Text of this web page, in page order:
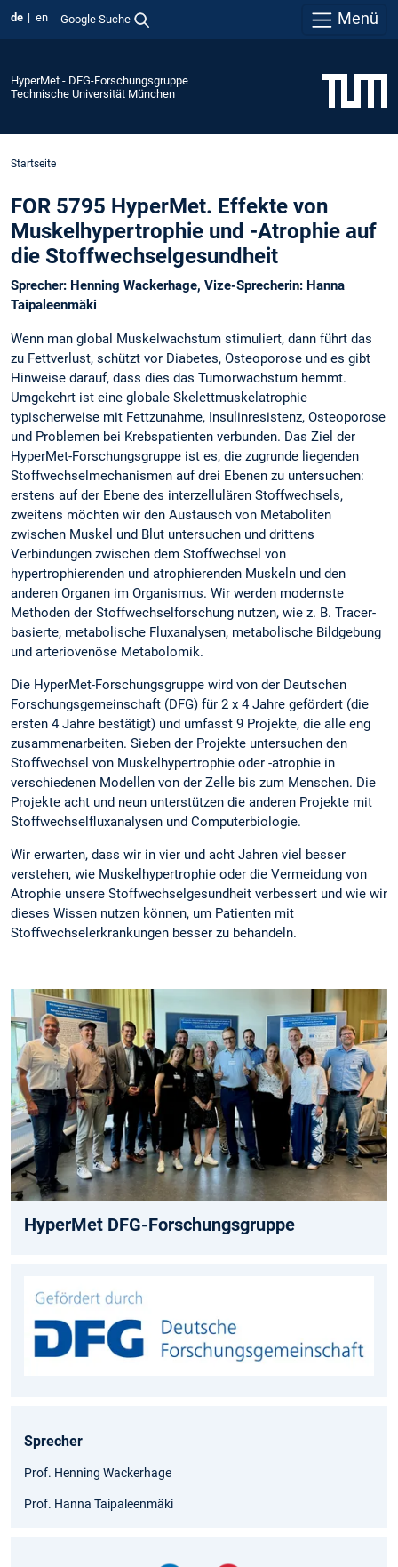
de en Google Suche Menü
HyperMet - DFG-Forschungsgruppe
Technische Universität München
Startseite
FOR 5795 HyperMet. Effekte von
Muskelhypertrophie und -Atrophie auf
die Stoffwechselgesundheit
Sprecher: Henning Wackerhage, Vize-Sprecherin: Hanna
Taipaleenmäki
Wenn man global Muskelwachstum stimuliert, dann führt das
zu Fettverlust, schützt vor Diabetes, Osteoporose und es gibt
Hinweise darauf, dass dies das Tumorwachstum hemmt.
Umgekehrt ist eine globale Skelettmuskelatrophie
typischerweise mit Fettzunahme, Insulinresistenz, Osteoporose
und Problemen bei Krebspatienten verbunden. Das Ziel der
HyperMet-Forschungsgruppe ist es, die zugrunde liegenden
Stoffwechselmechanismen auf drei Ebenen zu untersuchen:
erstens auf der Ebene des interzellulären Stoffwechsels,
zweitens möchten wir den Austausch von Metaboliten
zwischen Muskel und Blut untersuchen und drittens
Verbindungen zwischen dem Stoffwechsel von
hypertrophierenden und atrophierenden Muskeln und den
anderen Organen im Organismus. Wir werden modernste
Methoden der Stoffwechselforschung nutzen, wie z. B. Tracer-
basierte, metabolische Fluxanalysen, metabolische Bildgebung
und arteriovenöse Metabolomik.
Die HyperMet-Forschungsgruppe wird von der Deutschen
Forschungsgemeinschaft (DFG) für 2 x 4 Jahre gefördert (die
ersten 4 Jahre bestätigt) und umfasst 9 Projekte, die alle eng
zusammenarbeiten. Sieben der Projekte untersuchen den
Stoffwechsel von Muskelhypertrophie oder -atrophie in
verschiedenen Modellen von der Zelle bis zum Menschen. Die
Projekte acht und neun unterstützen die anderen Projekte mit
Stoffwechselfluxanalysen und Computerbiologie.
Wir erwarten, dass wir in vier und acht Jahren viel besser
verstehen, wie Muskelhypertrophie oder die Vermeidung von
Atrophie unsere Stoffwechselgesundheit verbessert und wie wir
dieses Wissen nutzen können, um Patienten mit
Stoffwechselerkrankungen besser zu behandeln.
HyperMet DFG-Forschungsgruppe
Sprecher
Prof. Henning Wackerhage
Prof. Hanna Taipaleenmäki